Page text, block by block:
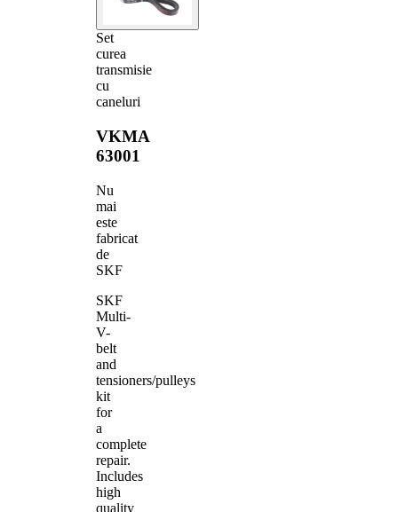
Set
curea
transmisie
cu
caneluri
VKMA
63001
Nu
mai
este
fabricat
de
SKF
SKF
Multi-
V-
belt
and
tensioners/pulleys
kit
for
a
complete
repair.
Includes
high
quality